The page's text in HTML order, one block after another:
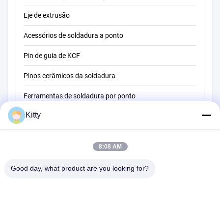
Eje de extrusão
Acessórios de soldadura a ponto
Pin de guia de KCF
Pinos cerâmicos da soldadura
Ferramentas de soldadura por ponto
Máquina de soldadura do ponto da resistência
Kitty
8:08 AM
Good day, what product are you looking for?